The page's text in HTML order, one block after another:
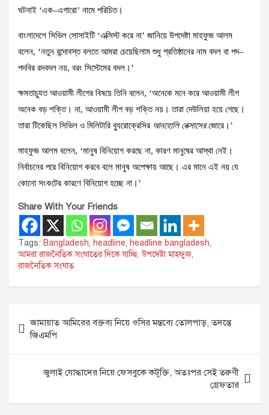
ঘটনাই ‘এক–এগারো’ নামে পরিচিত।
বাংলাদেশে সিভিল সোসাইটি ‘এক্সিস্ট করে না’ জানিয়ে উপদেষ্টা মাহফুজ আলম
বলেন, ‘নতুন বন্দোবস্ত বলতে আমরা চেয়েছিলাম শুধু প্রতিষ্ঠানের নাম বদল বা পদ–
পদবির রদবদল নয়, বরং সিস্টেমের বদল।’
ক্ষমতাচ্যুত আওয়ামী লীগের বিষয়ে তিনি বলেন, ‘অনেকে মনে করে আওয়ামী লীগ
অনেক বড় শক্তি। না, আওয়ামী লীগ বড় শক্তি নয়। তারা দেউলিয়া হয়ে গেছে।
তারা টিকেছিল সিভিল ও মিলিটারি ব্যুরোক্রেসির আনহোলি নেক্সাসেরজোরে।’
মাহফুজ আলম বলেন, ‘মানুষ বিনিয়োগ করছে না, কারণ মানুষের আস্থা নেই।
নির্বাচনের পরে বিনিয়োগ করবে বলে মানুষ অপেক্ষায় আছে। এর মানে এই নয় যে
কোনো সংকটের কারণে বিনিয়োগ হচ্ছে না।’
Share With Your Friends
Tags: Bangladesh, headline, headline bangladesh,
আমরা রাজনৈতিক সংঘাতের দিকে যাচ্ছি: উপদেষ্টা মাহফুজ,
রাজনৈতিক সংঘাত
navigation
জামায়াত আমিরের বক্তব্য নিয়ে ওসির মন্তব্যে তোলপাড়, তদন্তে
জিএমপি
জুলাই যোদ্ধাদের নিয়ে ফেসবুকে কটূক্তি, অতঃপর সেই তরুণী
গ্রেফতার